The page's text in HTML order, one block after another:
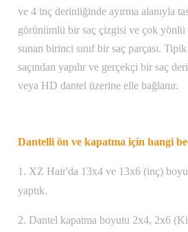
ve 4 inç derinliğinde ayırma alanıyla
görünümlü bir saç çizgisi ve çok yönlü
sunan birinci sınıf bir saç parçası.
saçından yapılır ve gerçekçi bir saç
veya HD dantel üzerine elle bağlanır.
Dantelli ön ve kapatma için hangi
1. XZ Hair'da 13x4 ve 13x6 (inç)
yaptık.
2. Dantel kapatma boyutu 2x4, 2x6